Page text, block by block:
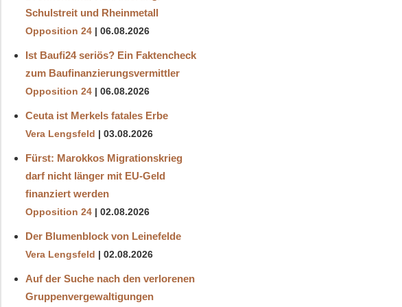
Schulstreit und Rheinmetall
Opposition 24 06.08.2026
Ist Baufi24 seriös? Ein Faktencheck
zum Baufinanzierungsvermittler
Opposition 24 06.08.2026
Ceuta ist Merkels fatales Erbe
Vera Lengsfeld 03.08.2026
Fürst: Marokkos Migrationskrieg
darf nicht länger mit EU-Geld
finanziert werden
Opposition 24 02.08.2026
Der Blumenblock von Leinefelde
Vera Lengsfeld 02.08.2026
Auf der Suche nach den verlorenen
Gruppenvergewaltigungen